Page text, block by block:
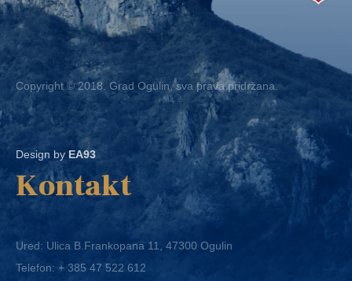
Copyright © 2018. Grad Ogulin, sva prava pridržana.
Design byEA93
Kontakt
Ured: Ulica B.Frankopana 11, 47300 Ogulin
Telefon:+ 385 47 522 612
Telefaks:+ 385 47 522 821